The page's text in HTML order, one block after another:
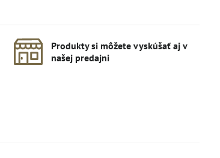
Produkty si môžete vyskúšať aj v
našej predajni